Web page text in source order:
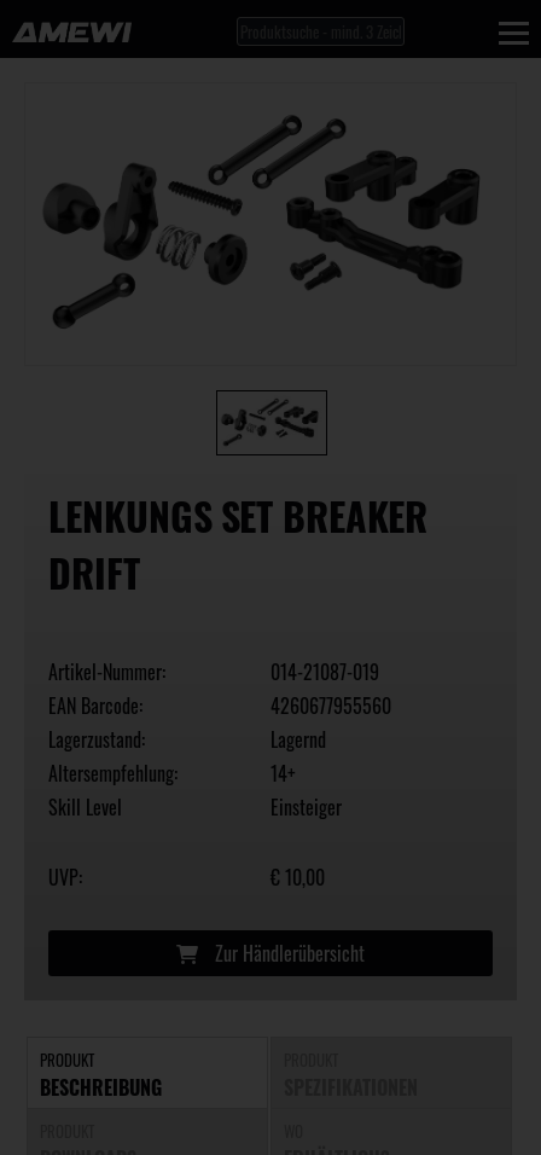
LENKUNGS SET BREAKER
DRIFT
Artikel-Nummer:
014-21087-019
EAN Barcode:
4260677955560
Lagerzustand:
Lagernd
Altersempfehlung:
14+
Skill Level
Einsteiger
UVP: € 10,00
Zur Händlerübersicht
PRODUKT
BESCHREIBUNG